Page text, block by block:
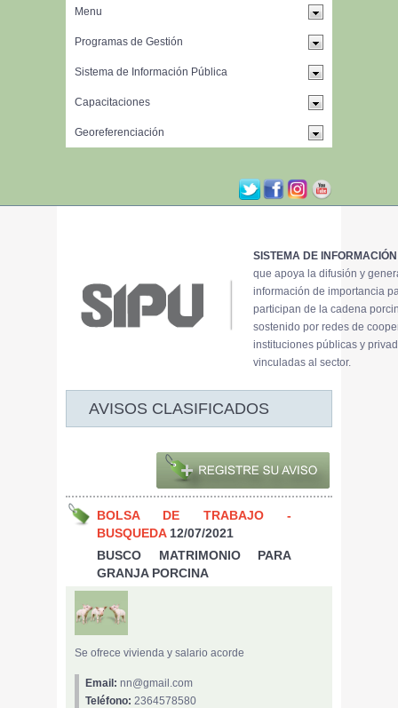
SISTEMA DE
que apoya la difusión y
información de importancia
participan de la cadena
sostenido por redes de
instituciones públicas y
vinculadas al sector.
AVISOS CLASIFICADOS
BOLSA DE TRABAJO -
BUSQUEDA12/07/2021
BUSCO MATRIMONIO PARA
GRANJA PORCINA
Se ofrece vivienda y salario acorde
Email:nn@gmail.com
Teléfono:2364578580